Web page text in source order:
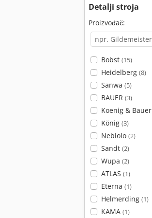
Detalji stroja
Proizvođač:
Bobst (15)
Heidelberg (8)
Sanwa (5)
BAUER (3)
Koenig & Bauer
König (3)
Nebiolo (2)
Sandt (2)
Wupa (2)
ATLAS (1)
Eterna (1)
Helmerding (1)
KAMA (1)